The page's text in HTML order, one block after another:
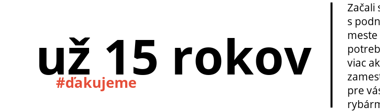
už 15 rokov
#ďakujeme
Začali
s
viac
pre